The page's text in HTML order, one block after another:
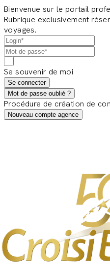
Bienvenue sur le portail
Rubrique exclusivement
voyages.
Se souvenir de moi
Se connecter
Mot de passe oublié ?
Procédure de création de
Nouveau compte agence